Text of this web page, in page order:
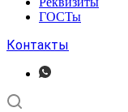
ГОСТы
Контакты